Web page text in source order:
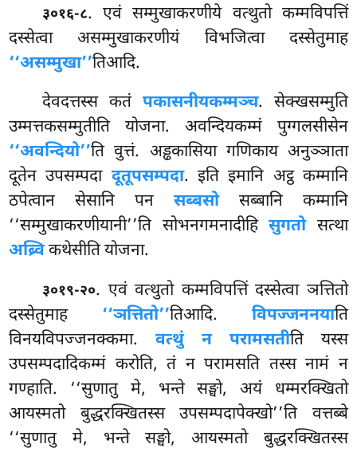
३०१६-८. एवं सम्मुखाकरणीये वत्थुतो कम्मविपत्तिं
दस्सेत्वा असम्मुखाकरणीयं विभजित्वा दस्सेतुमाह
‘‘असम्मुखा’’तिआदि.
देवदत्तस्स कतं पकासनीयकम्मञ्च. सेक्खसम्मुति
उम्मत्तकसम्मुतीति योजना. अवन्दियकम्मं पुग्गलसीसेन
‘‘अवन्दियो’’ति वुत्तं. अड्ढकासिया गणिकाय अनुञ्ञाता
दूतेन उपसम्पदा दूतूपसम्पदा. इति इमानि अट्ठ कम्मानि
ठपेत्वान सेसानि पन सब्बसोसब्बानि कम्मानि
‘‘सम्मुखाकरणीयानी’’ति सोभनगमनादीहिसुगतोसत्था
अब्र्विकथेसीति योजना.
३०१९-२०. एवंवत्थुतो कम्मविपत्तिं दस्सेत्वा ञत्तितो
दस्सेतुमाह ‘‘ञत्तितो’’तिआदि. विपज्जननयाति
विनयविपज्जनक्कमा.वत्थुं न परामसतीति यस्स
उपसम्पदादिकम्मं करोति, तं न परामसति तस्स नामं न
गण्हाति. ‘‘सुणातु मे, भन्ते सङ्घो, अयं धम्मरक्खितो
आयस्मतो बुद्धरक्खितस्स उपसम्पदापेक्खो’’ति वत्तब्बे
‘‘सुणातु मे, भन्ते सङ्घो, आयस्मतो बुद्धरक्खितस्स